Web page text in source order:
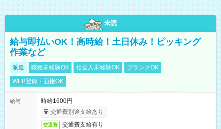
未読
給与即払いOK！高時給！土日休み！ピッキング
作業など
派遣 職種未経験OK 社会人未経験OK
ブランクOK
WEB登録・面接OK
給与
時給1600円
交通費別途支給あり
交通費 交通費支給有り